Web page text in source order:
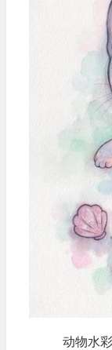
动物水